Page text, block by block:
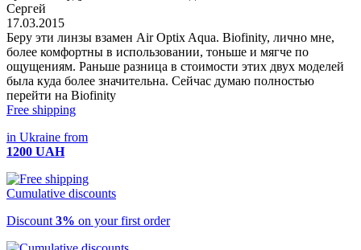
Сергей
17.03.2015
Беру эти линзы взамен Air Optix Aqua. Biofinity, лично мне,
более комфортны в использовании, тоньше и мягче по
ощущениям. Раньше разница в стоимости этих двух моделей
была куда более значительна. Сейчас думаю полностью
перейти на Biofinity
Free shipping
in Ukraine from
1200 UAH
Cumulative discounts
Discount 3% on your first order